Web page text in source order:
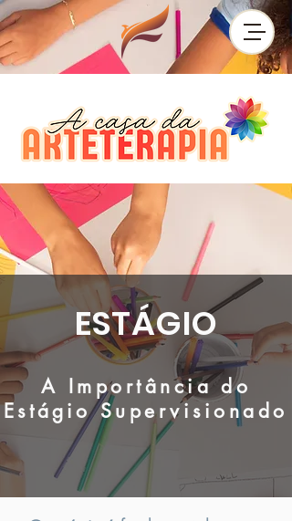
ESTÁGIO
A Importânciado
EstágioSupervisionado